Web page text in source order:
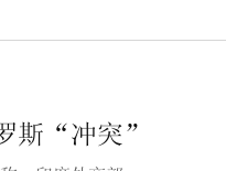
斯“冲突”